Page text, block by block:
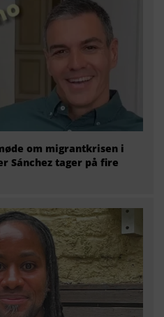
om migrantkrisen i
Sánchez tager på fire